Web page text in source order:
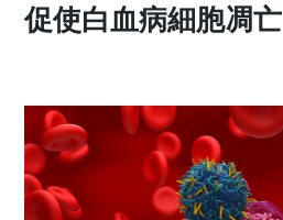
促使白血病細胞凋亡